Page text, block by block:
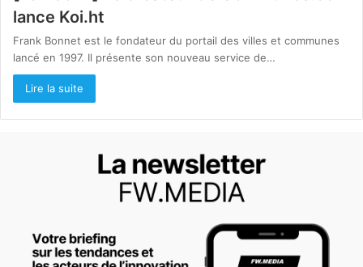
lance Koi.ht
Frank Bonnet est le fondateur du portail des villes et communes
lancé en 1997. Il présente son nouveau service de…
Lire la suite